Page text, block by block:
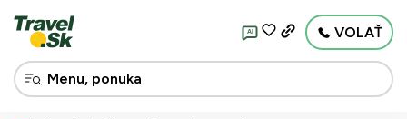
AI VOLAŤ